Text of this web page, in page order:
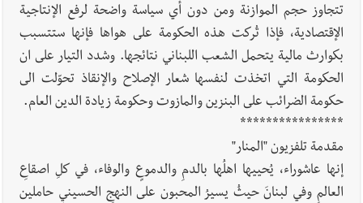
تتجاوز حجم الموازنة ومن دون أي سياسة واضحة لرفع الإنتاجية
الإقتصادية، فإذا تُركت هذه الحكومة على هواها فإنها ستتسبب
بكوارث مالية يتحمل الشعب اللبناني نتائجها. وشدد التيار على ان
الحكومة التي اتخذت لنفسها شعار الإصلاح والإنقاذ تحوّلت الى
حكومة الضرائب على البنزين والمازوت وحكومة زيادة الدين العام.
****************
مقدمة تلفزيون "المنار"
إنها عاشوراء، يُحييها اهلُها بالدمِ والدموعٍ والوفاء، في كلِ اصقاعِ
العالمِ وفي لبنانَ حيثُ يسيرُ المحبون على النهجِ الحسينيِ حاملين